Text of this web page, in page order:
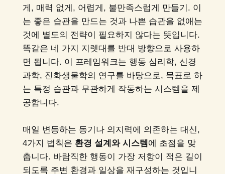
게, 매력 없게, 어렵게, 불만족스럽게 만들기. 이
는 좋은 습관을 만드는 것과 나쁜 습관을 없애는
것에 별도의 전략이 필요하지 않다는 뜻입니다.
똑같은 네 가지 지렛대를 반대 방향으로 사용하
면 됩니다. 이 프레임워크는 행동 심리학, 신경
과학, 진화생물학의 연구를 바탕으로, 목표로 하
는 특정 습관과 무관하게 작동하는 시스템을 제
공합니다.
매일 변동하는 동기나 의지력에 의존하는 대신,
4가지 법칙은 환경 설계와 시스템 에 초점을 맞
춥니다. 바람직한 행동이 가장 저항이 적은 길이
되도록 주변 환경과 일상을 재구성하는 것입니